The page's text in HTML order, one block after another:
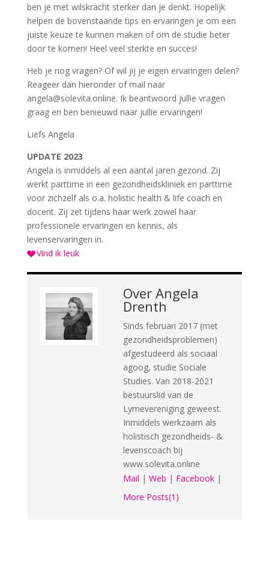
ben je met wilskracht sterker dan je denkt. Hopelijk
helpen de bovenstaande tips en ervaringen je om een
juiste keuze te kunnen maken of om de studie beter
door te komen! Heel veel sterkte en succes!
Heb je nog vragen? Of wil jij je eigen ervaringen delen?
Reageer dan hieronder of mail naar
angela@solevita.online. Ik beantwoord jullie vragen
graag en ben benieuwd naar jullie ervaringen!
Liefs Angela
UPDATE 2023
Angela is inmiddels al een aantal jaren gezond. Zij
werkt parttime in een gezondheidskliniek en parttime
voor zichzelf als o.a. holistic health & life coach en
docent. Zij zet tijdens haar werk zowel haar
professionele ervaringen en kennis, als
levenservaringen in.
Vind ik leuk
Over Angela
Drenth
Sinds februari 2017 (met
gezondheidsproblemen)
afgestudeerd als sociaal
agoog, studie Sociale
Studies. Van 2018-2021
bestuurslid van de
Lymevereniging geweest.
Inmiddels werkzaam als
holistisch gezondheids- &
levenscoach bij
www.solevita.online
Mail | Web | Facebook|
More Posts(1)